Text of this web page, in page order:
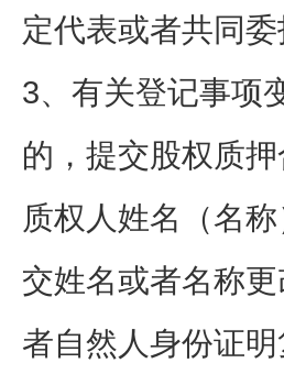
定代表或者共同
3、有关登记事项
的，提交股权质
质权人姓名（名
交姓名或者名称
者自然人身份证明